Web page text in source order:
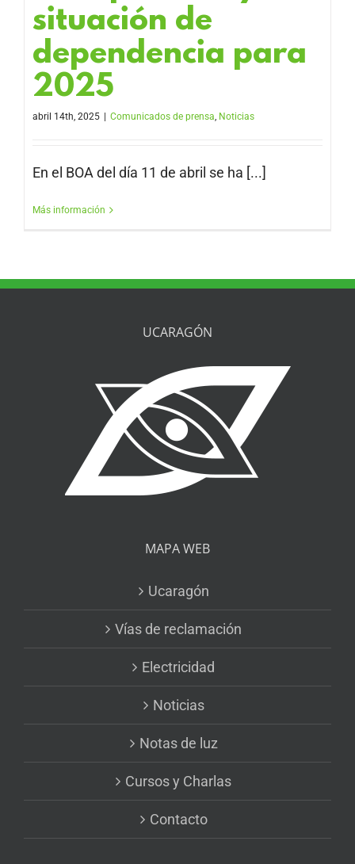
situación de
dependencia para
2025
abril 14th, 2025 | Comunicados de prensa Noticias
En el BOA del día 11 de abril se ha [...]
Más información
UCARAGÓN
MAPA WEB
Ucaragón
Vías de reclamación
Electricidad
Noticias
Notas de luz
Cursos y Charlas
Contacto